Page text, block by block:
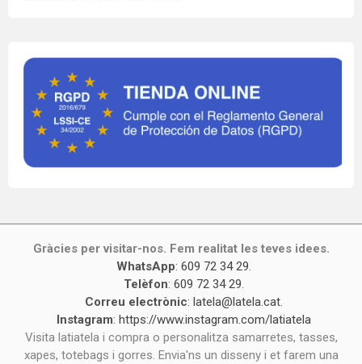
Gràcies per visitar-nos. Fem realitat les teves idees.
WhatsApp: 609 72 34 29.
Telèfon: 609 72 34 29.
Correu electrònic: latela@latela.cat.
Instagram: https://www.instagram.com/latiatela
Visita latiatela i compra o personalitza samarretes, tasses,
xapes, totebags i gorres. Envia'ns un disseny i et farem una